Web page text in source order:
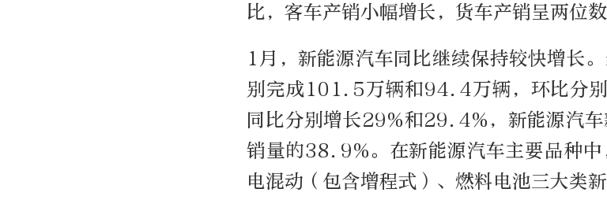
比，客车产销小幅增长，货车产销呈两位数
1月，新能源汽车同比继续保持较快增长
别完成101.5万辆和94.4万辆，环比分
同比分别增长29%和29.4%，新能源汽
销量的38.9%。在新能源汽车主要品种
电混动（包含增程式）、燃料电池三大类